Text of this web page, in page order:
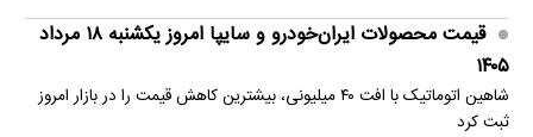
قیمت محصولات ایران‌خودرو و سایپا امروز یکشنبه ۱۸ مرداد
۱۴۰۵
شاهین اتوماتیک با افت ۴۰ میلیونی، بیشترین کاهش قیمت را در بازار امروز
ثبت کرد